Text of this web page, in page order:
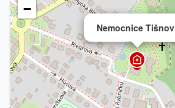
Nemocnice Tišnov
−